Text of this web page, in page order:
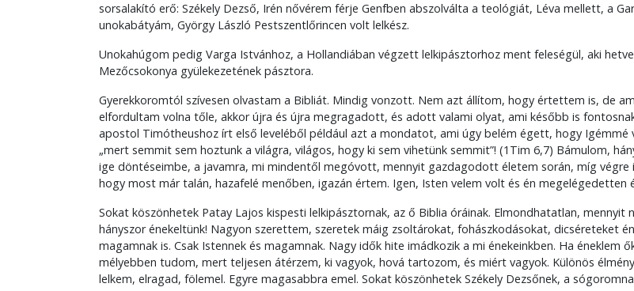
sorsalakító erő: Székely Dezső, Irén nővérem férje Genfben abszolválta a teológiát, Léva mellett, a
unokabátyám, György László Pestszentlőrincen volt lelkész.
Unokahúgom pedig Varga Istvánhoz, a Hollandiában végzett lelkipásztorhoz ment feleségül, aki
Mezőcsokonya gyülekezetének pásztora.
Gyerekkoromtól szívesen olvastam a Bibliát. Mindig vonzott. Nem azt állítom, hogy értettem is, de
elfordultam volna tőle, akkor újra és újra megragadott, és adott valami olyat, ami később is
apostol Timótheushoz írt első leveléből például azt a mondatot, ami úgy belém égett, hogy Igémmé
„mert semmit sem hoztunk a világra, világos, hogy ki sem vihetünk semmit”! (1Tim 6,7) Bámulom,
ige döntéseimbe, a javamra, mi mindentől megóvott, mennyit gazdagodott életem során, míg végre
hogy most már talán, hazafelé menőben, igazán értem. Igen, Isten velem volt és én megelégedetten
Sokat köszönhetek Patay Lajos kispesti lelkipásztornak, az ő Biblia óráinak. Elmondhatatlan, mennyit
hányszor énekeltünk! Nagyon szerettem, szeretek máig zsoltárokat, fohászkodásokat, dicséreteket
magamnak is. Csak Istennek és magamnak. Nagy idők hite imádkozik a mi énekeinkben. Ha éneklem
mélyebben tudom, mert teljesen átérzem, ki vagyok, hová tartozom, és miért vagyok. Különös
lelkem, elragad, fölemel. Egyre magasabbra emel. Sokat köszönhetek Székely Dezsőnek, a